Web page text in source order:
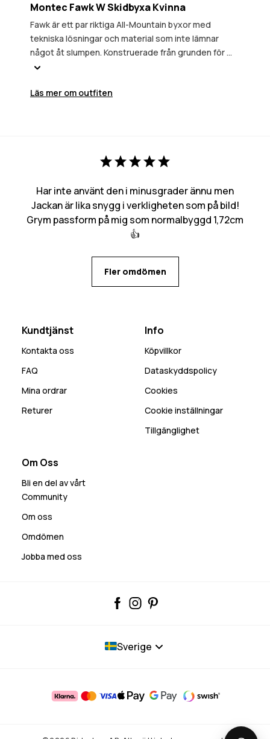
Montec Fawk W Skidbyxa Kvinna
Fawk är ett par riktiga All-Mountain byxor med
tekniska lösningar och material som inte lämnar
något åt slumpen. Konstruerade från grunden för ...
Läs mer om outfiten
Har inte använt den i minusgrader ännu men
Jackan är lika snygg i verkligheten som på bild!
Grym passform på mig som normalbyggd 1,72cm
👍
Fler omdömen
Kundtjänst
Kontakta oss
FAQ
Mina ordrar
Returer
Info
Köpvillkor
Dataskyddspolicy
Cookies
Cookie inställningar
Tillgänglighet
Om Oss
Bli en del av vårt
Community
Om oss
Omdömen
Jobba med oss
Sverige